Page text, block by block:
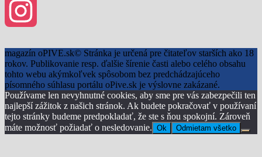
Facebook
magazín oPIVE.sk© Stránka je určená pre čitateľov starších ako 18
rokov. Publikovanie resp. ďalšie šírenie časti alebo celého obsahu
tohto webu akýmkoľvek spôsobom bez predchádzajúceho
písomného súhlasu portálu oPive.sk je výslovne zakázané.
Používame len nevyhnutné cookies, aby sme pre vás zabezpečili ten
najlepší zážitok z našich stránok. Ak budete pokračovať v používaní
tejto stránky budeme predpokladať, že ste s ňou spokojní. Zároveň
máte možnosť požiadať o nesledovanie. Ok Odmietam všetko